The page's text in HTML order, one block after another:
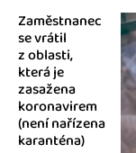
Zaměstnanec
se vrátil
z oblasti,
která je
zasažena
koronavirem
(není nařízena
karanténa)